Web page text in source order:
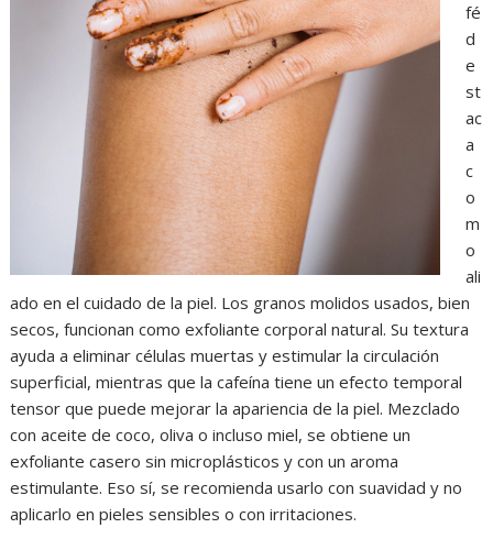
fé
d
e
st
ac
a
c
o
m
o
ali
ado en el cuidado de la piel. Los granos molidos usados, bien
secos, funcionan como exfoliante corporal natural. Su textura
ayuda a eliminar células muertas y estimular la circulación
superficial, mientras que la cafeína tiene un efecto temporal
tensor que puede mejorar la apariencia de la piel. Mezclado
con aceite de coco, oliva o incluso miel, se obtiene un
exfoliante casero sin microplásticos y con un aroma
estimulante. Eso sí, se recomienda usarlo con suavidad y no
aplicarlo en pieles sensibles o con irritaciones.